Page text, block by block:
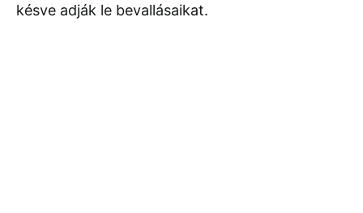
késve adják le bevallásaikat.